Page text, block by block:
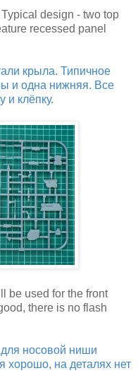
design - two top
recessed panel
крыла. Типичное
и одна нижняя. Все
и клёпку.
be used for the front
there is no flash
носовой ниши
хорошо, на деталях нет